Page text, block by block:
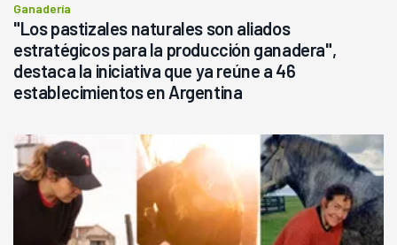
Ganadería
"Los pastizales naturales son aliados
estratégicos para la producción ganadera",
destaca la iniciativa que ya reúne a 46
establecimientos en Argentina